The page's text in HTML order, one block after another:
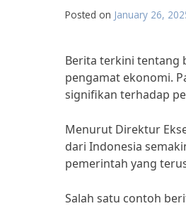
Posted on January 26,
Berita terkini tentang
pengamat ekonomi.
signifikan terhadap
Menurut Direktur
dari Indonesia
pemerintah yang
Salah satu contoh